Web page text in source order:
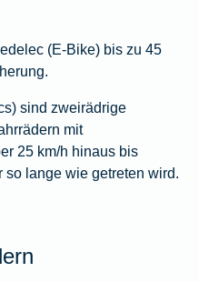
(E-Bike) bis zu 45
sind zweirädrige
mit
25 km/h hinaus bis
so lange wie getreten wird.